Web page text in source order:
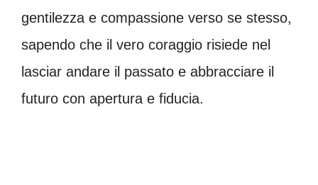
gentilezza e compassione verso se stesso,
sapendo che il vero coraggio risiede nel
lasciar andare il passato e abbracciare il
futuro con apertura e fiducia.